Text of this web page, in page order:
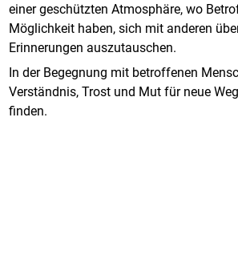
einer geschützten Atmosphäre, wo
Möglichkeit haben, sich mit anderen
Erinnerungen auszutauschen.
In der Begegnung mit betroffenen
Verständnis, Trost und Mut für neue
finden.